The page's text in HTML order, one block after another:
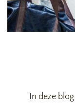
In deze